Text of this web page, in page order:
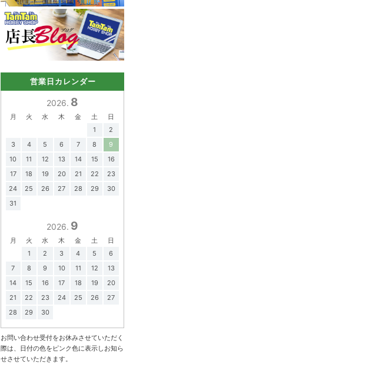
営業日カレンダー
2026. 8
月 火 水 木 金 土
日
1
2
3
4 5 6 7 8
9
10
11 12 13 14 15
16
17
18 19 20 21 22
23
24
25 26 27 28 29
30
31
2026. 9
月 火 水 木 金 土
日
1
2 3 4 5
6
7
8 9 10 11 12
13
14
15 16 17 18 19
20
21
22 23 24 25 26
27
28
29 30
お問い合わせ受付をお休みさせていただく
際は、日付の色をピンク色に表示しお知ら
せさせていただきます。